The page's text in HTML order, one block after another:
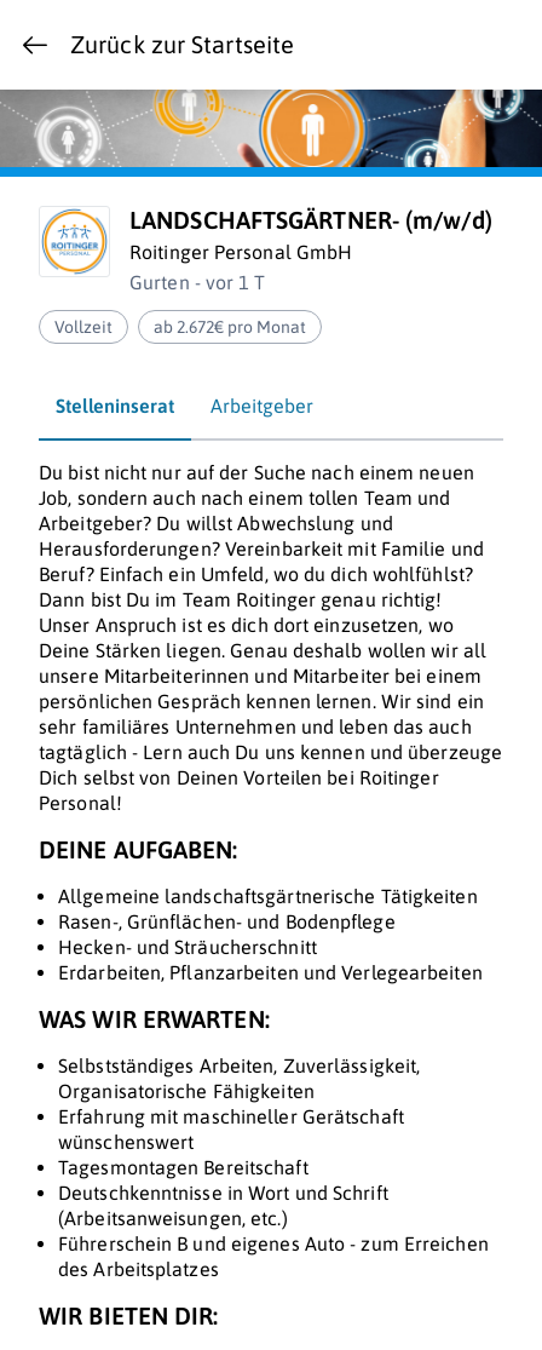
Zurück zur Startseite
LANDSCHAFTSGÄRTNER- (m/w/d)
Roitinger Personal GmbH
Gurten - vor 1 T
Vollzeit ab 2.672€ pro Monat
Stelleninserat Arbeitgeber
Du bist nicht nur auf der Suche nach einem neuen
Job, sondern auch nach einem tollen Team und
Arbeitgeber? Du willst Abwechslung und
Herausforderungen? Vereinbarkeit mit Familie und
Beruf? Einfach ein Umfeld, wo du dich wohlfühlst?
Dann bist Du im Team Roitinger genau richtig!
Unser Anspruch ist es dich dort einzusetzen, wo
Deine Stärken liegen. Genau deshalb wollen wir all
unsere Mitarbeiterinnen und Mitarbeiter bei einem
persönlichen Gespräch kennen lernen. Wir sind ein
sehr familiäres Unternehmen und leben das auch
tagtäglich - Lern auch Du uns kennen und überzeuge
Dich selbst von Deinen Vorteilen bei Roitinger
Personal!
DEINE AUFGABEN:
Allgemeine landschaftsgärtnerische Tätigkeiten
Rasen-, Grünflächen- und Bodenpflege
Hecken- und Sträucherschnitt
Erdarbeiten, Pflanzarbeiten und Verlegearbeiten
WAS WIR ERWARTEN:
Selbstständiges Arbeiten, Zuverlässigkeit,
Organisatorische Fähigkeiten
Erfahrung mit maschineller Gerätschaft
wünschenswert
Tagesmontagen Bereitschaft
Deutschkenntnisse in Wort und Schrift
(Arbeitsanweisungen, etc.)
Führerschein B und eigenes Auto - zum Erreichen
des Arbeitsplatzes
WIR BIETEN DIR: